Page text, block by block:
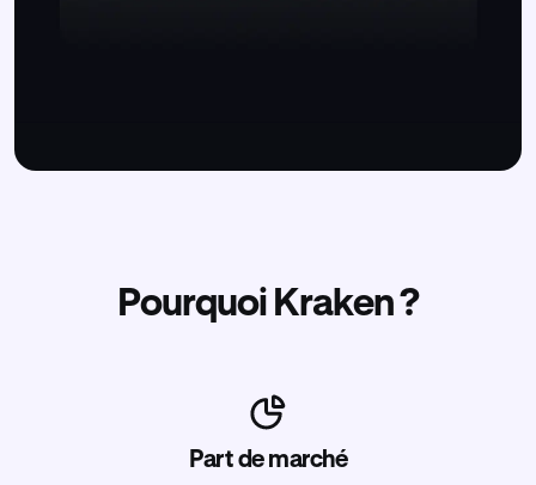
Pourquoi Kraken ?
Part de marché